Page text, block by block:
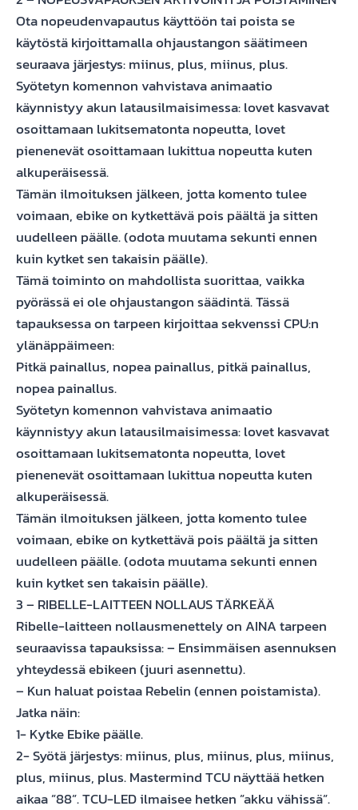
Ota nopeudenvapautus käyttöön tai poista se
käytöstä kirjoittamalla ohjaustangon säätimeen
seuraava järjestys: miinus, plus, miinus, plus.
Syötetyn komennon vahvistava animaatio
käynnistyy akun latausilmaisimessa: lovet kasvavat
osoittamaan lukitsematonta nopeutta, lovet
pienenevät osoittamaan lukittua nopeutta kuten
alkuperäisessä.
Tämän ilmoituksen jälkeen, jotta komento tulee
voimaan, ebike on kytkettävä pois päältä ja sitten
uudelleen päälle. (odota muutama sekunti ennen
kuin kytket sen takaisin päälle).
Tämä toiminto on mahdollista suorittaa, vaikka
pyörässä ei ole ohjaustangon säädintä. Tässä
tapauksessa on tarpeen kirjoittaa sekvenssi CPU:n
ylänäppäimeen:
Pitkä painallus, nopea painallus, pitkä painallus,
nopea painallus.
Syötetyn komennon vahvistava animaatio
käynnistyy akun latausilmaisimessa: lovet kasvavat
osoittamaan lukitsematonta nopeutta, lovet
pienenevät osoittamaan lukittua nopeutta kuten
alkuperäisessä.
Tämän ilmoituksen jälkeen, jotta komento tulee
voimaan, ebike on kytkettävä pois päältä ja sitten
uudelleen päälle. (odota muutama sekunti ennen
kuin kytket sen takaisin päälle).
3 – RIBELLE-LAITTEEN NOLLAUS TÄRKEÄÄ
Ribelle-laitteen nollausmenettely on AINA tarpeen
seuraavissa tapauksissa: – Ensimmäisen asennuksen
yhteydessä ebikeen (juuri asennettu).
– Kun haluat poistaa Rebelin (ennen poistamista).
Jatka näin:
1- Kytke Ebike päälle.
2- Syötä järjestys: miinus, plus, miinus, plus, miinus,
plus, miinus, plus. Mastermind TCU näyttää hetken
aikaa ”88”. TCU-LED ilmaisee hetken ”akku vähissä”.